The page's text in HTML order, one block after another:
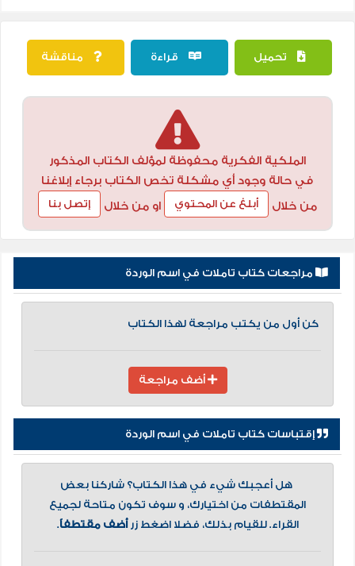
تحميل قراءة مناقشة
الملكية الفكرية محفوظة لمؤلف الكتاب المذكور
في حالة وجود أي مشكلة تخص الكتاب برجاء إبلاغنا
من خلال
أبلغ عن المحتوي او من خلال إتصل بنا
مراجعات كتاب تاملات في اسم الوردة
كن أول من يكتب مراجعة لهذا الكتاب
أضف مراجعة
إقتباسات كتاب تاملات في اسم الوردة
هل أعجبك شيء في هذا الكتاب؟ شاركنا بعض
المقتطفات من اختيارك، و سوف تكون متاحة لجميع
القراء. للقيام بذلك، فضلا اضغط زرأضف مقتطفاً.